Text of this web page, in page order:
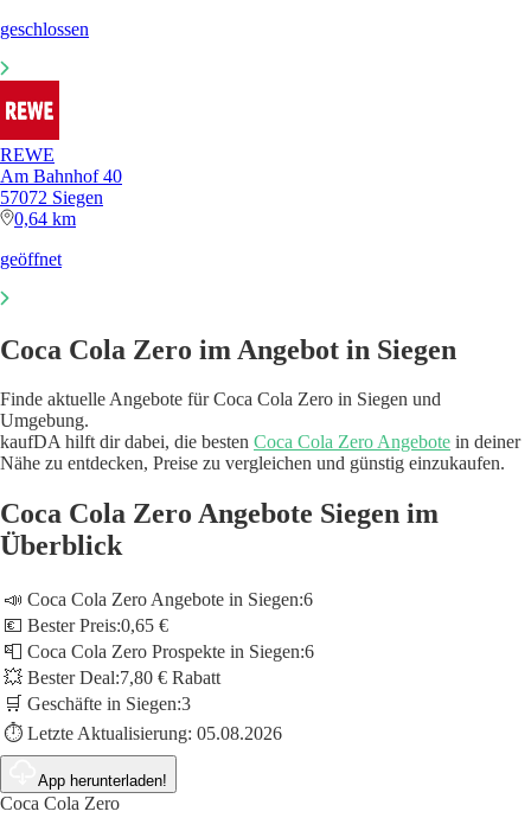
geschlossen
REWE
Am Bahnhof 40
57072 Siegen
0,64 km
geöffnet
Coca Cola Zero im Angebot in Siegen
Finde aktuelle Angebote für Coca Cola Zero in Siegen und
Umgebung.
kaufDA hilft dir dabei, die besten Coca Cola Zero Angebote in deiner
Nähe zu entdecken, Preise zu vergleichen und günstig einzukaufen.
Coca Cola Zero Angebote Siegen im
Überblick
📣 Coca Cola Zero Angebote in Siegen:6
💶 Bester Preis:0,65 €
📮 Coca Cola Zero Prospekte in Siegen:6
💥 Bester Deal:7,80 € Rabatt
🛒 Geschäfte in Siegen:3
⏱️ Letzte Aktualisierung: 05.08.2026
App herunterladen!
Coca Cola Zero